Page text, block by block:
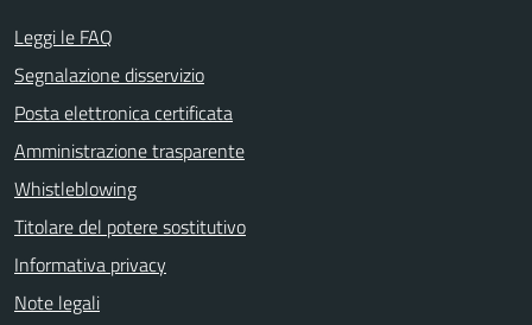
Leggi le FAQ
Segnalazione disservizio
Posta elettronica certificata
Amministrazione trasparente
Whistleblowing
Titolare del potere sostitutivo
Informativa privacy
Note legali